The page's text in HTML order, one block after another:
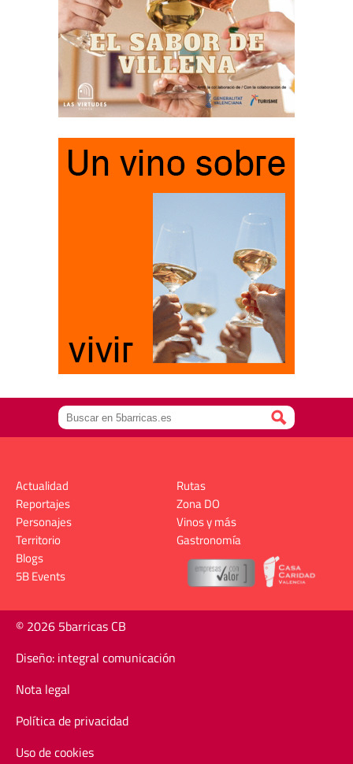
Actualidad
Reportajes
Personajes
Territorio
Rutas
Zona DO
Vinos y más
Gastronomía
Blogs
5B Events
© 2026 5barricas CB
Diseño: integral comunicación
Nota legal
Política de privacidad
Uso de cookies